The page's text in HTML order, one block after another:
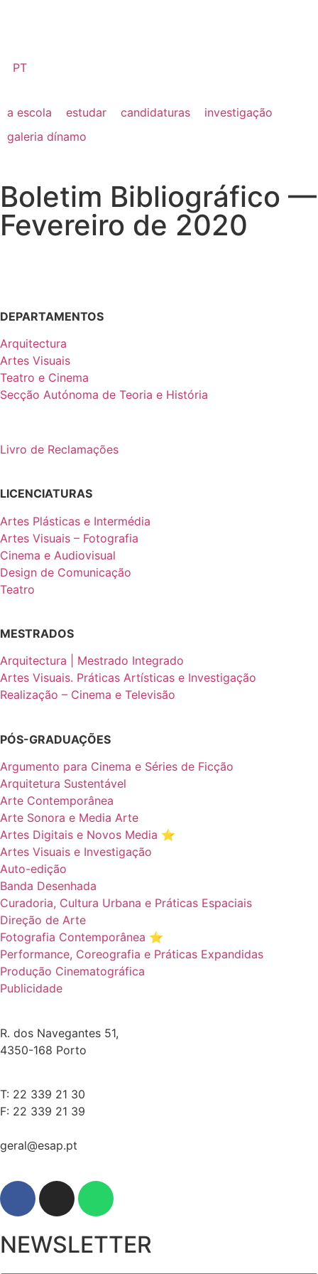
PT
a escola estudar candidaturas
investigação
galeria dínamo
Boletim Bibliográfico —
Fevereiro de 2020
DEPARTAMENTOS
Arquitectura
Artes Visuais
Teatro e Cinema
Secção Autónoma de Teoria e História
Livro de Reclamações
LICENCIATURAS
Artes Plásticas e Intermédia
Artes Visuais – Fotografia
Cinema e Audiovisual
Design de Comunicação
Teatro
MESTRADOS
Arquitectura | Mestrado Integrado
Artes Visuais. Práticas Artísticas e Investigação
Realização – Cinema e Televisão
PÓS-GRADUAÇÕES
Argumento para Cinema e Séries de Ficção
Arquitetura Sustentável
Arte Contemporânea
Arte Sonora e Media Arte
Artes Digitais e Novos Media ⭐️
Artes Visuais e Investigação
Auto-edição
Banda Desenhada
Curadoria, Cultura Urbana e Práticas Espaciais
Direção de Arte
Fotografia Contemporânea ⭐️
Performance, Coreografia e Práticas Expandidas
Produção Cinematográfica
Publicidade
R. dos Navegantes 51,
4350-168 Porto
T: 22 339 21 30
F: 22 339 21 39
geral@esap.pt
NEWSLETTER